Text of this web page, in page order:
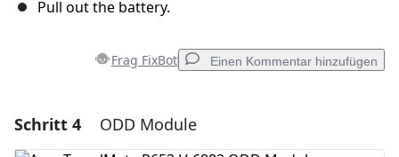
Pull out the battery.
Frag FixBot Einen Kommentar hinzufügen
Einen Kommentar hinzufügen
Schritt 4 ODD Module